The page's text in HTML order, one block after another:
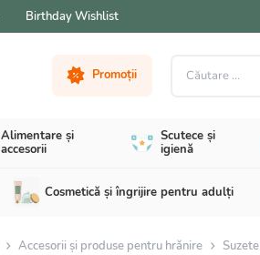
Birthday Wishlist
Promoții
Alimentare și
accesorii
Scutece și
igienă
Cosmetică și îngrijire pentru adulți
Accesorii și produse pentru hrănire Suzete